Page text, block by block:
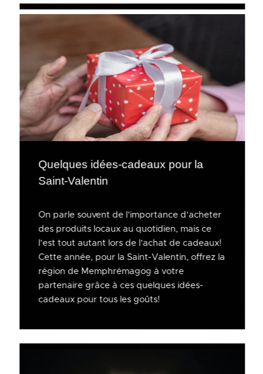
Quelques idées-cadeaux pour la
Saint-Valentin
On parle souvent de l’importance d’acheter
des produits locaux au quotidien, mais ce
l’est tout autant lors de l’achat de cadeaux!
Cette année, pour la Saint-Valentin, offrez la
région de Memphrémagog à votre
partenaire grâce à ces quelques idées-
cadeaux pour tous les goûts!